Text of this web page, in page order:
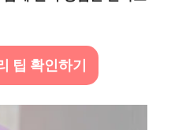
팁 확인하기